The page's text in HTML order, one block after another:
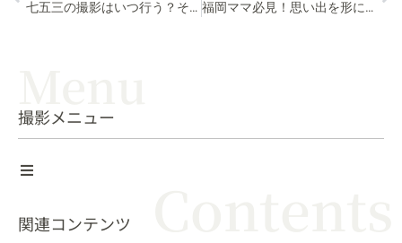
七五三の撮影はいつ行う？その疑問にお答えします！ 福岡ママ必見！思い出を形に。お宮参り＆100日祝いの記念写真スタジオ選びのポイント
撮影メニュー
関連コンテンツ